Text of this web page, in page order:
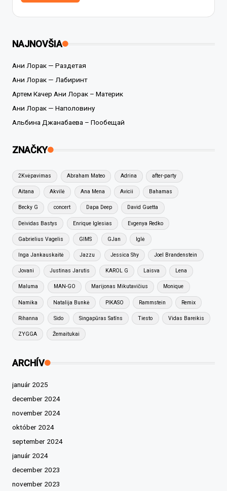
NAJNOVŠIA
Ани Лорак — Раздетая
Ани Лорак — Лабиринт
Артем Качер Ани Лорак – Материк
Ани Лорак — Наполовину
Альбина Джанабаева – Пообещай
ZNAČKY
2Kvėpavimas Abraham Mateo Adrina after-party
Aitana Akvilė Ana Mena Avicii Bahamas
Becky G concert Dapa Deep David Guetta
Deividas Bastys Enrique Iglesias Evgenya Redko
Gabrielius Vagelis GIMS GJan Iglė
Inga Jankauskaitė Jazzu Jessica Shy Joel Brandenstein
Jovani Justinas Jarutis KAROL G Laisva Lena
Maluma MAN-GO Marijonas Mikutavičius Monique
Namika Natalija Bunkė PIKASO Rammstein Remix
Rihanna Sido Singapūras Satīns Tiesto Vidas Bareikis
ZYGGA Žemaitukai
ARCHÍV
január 2025
december 2024
november 2024
október 2024
september 2024
január 2024
december 2023
november 2023